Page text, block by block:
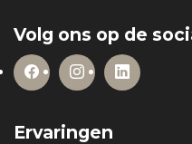
Volg ons op de
Ervaringen